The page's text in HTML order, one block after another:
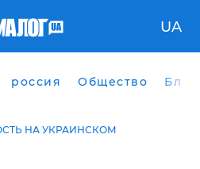
UA
россия Общество
НА УКРАИНСКОМ